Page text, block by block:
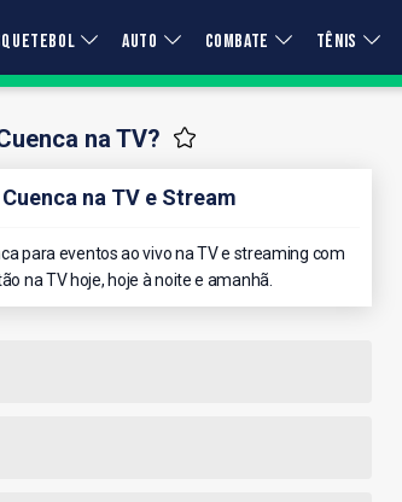
AUTO COMBATE TÊNIS
na TV?
na TV e Stream
para eventos ao vivo na TV e streaming com
na TV hoje, hoje à noite e amanhã.